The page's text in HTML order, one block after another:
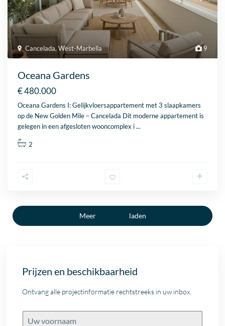
9
Cancelada,West-Marbella
Oceana Gardens
€ 480.000
Oceana Gardens I: Gelijkvloersappartement met 3 slaapkamers
op de New Golden Mile – Cancelada Dit moderne appartement is
gelegen in een afgesloten wooncomplex i...
2
Meer laden
Prijzen en beschikbaarheid
Ontvang alle projectinformatie rechtstreeks in uw inbox.